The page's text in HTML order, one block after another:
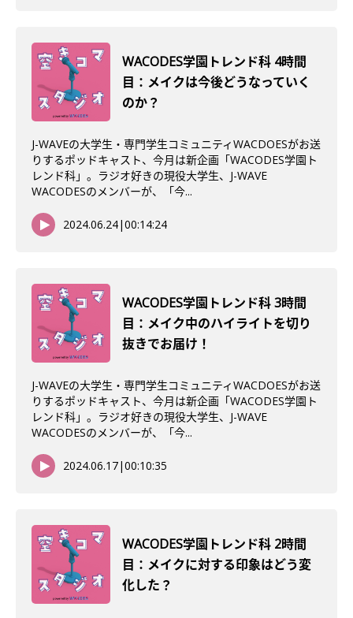
WACODES学園トレンド科 4時間
目：メイクは今後どうなっていく
のか？
J-WAVEの大学生・専門学生コミュニティWACDOESがお送
りするポッドキャスト、今月は新企画「WACODES学園ト
レンド科」。ラジオ好きの現役大学生、J-WAVE
WACODESのメンバーが、「今...
2024.06.24|00:14:24
WACODES学園トレンド科 3時間
目：メイク中のハイライトを切り
抜きでお届け！
J-WAVEの大学生・専門学生コミュニティWACDOESがお送
りするポッドキャスト、今月は新企画「WACODES学園ト
レンド科」。ラジオ好きの現役大学生、J-WAVE
WACODESのメンバーが、「今...
2024.06.17|00:10:35
WACODES学園トレンド科 2時間
目：メイクに対する印象はどう変
化した？